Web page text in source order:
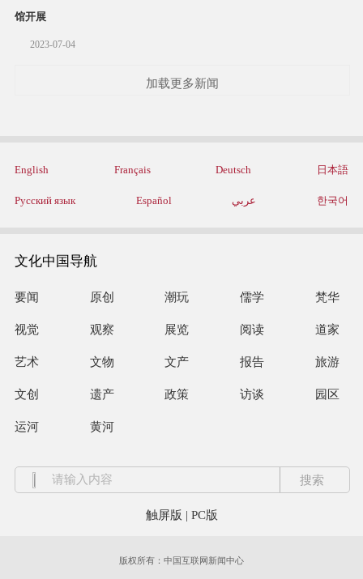
馆开展
2023-07-04
加载更多新闻
English Français Deutsch 日本語
Русский язык Español عربي 한국어
文化中国导航
要闻 原创 潮玩 儒学 梵华
视觉 观察 展览 阅读 道家
艺术 文物 文产 报告 旅游
文创 遗产 政策 访谈 园区
运河 黄河
触屏版 | PC版
版权所有：中国互联网新闻中心